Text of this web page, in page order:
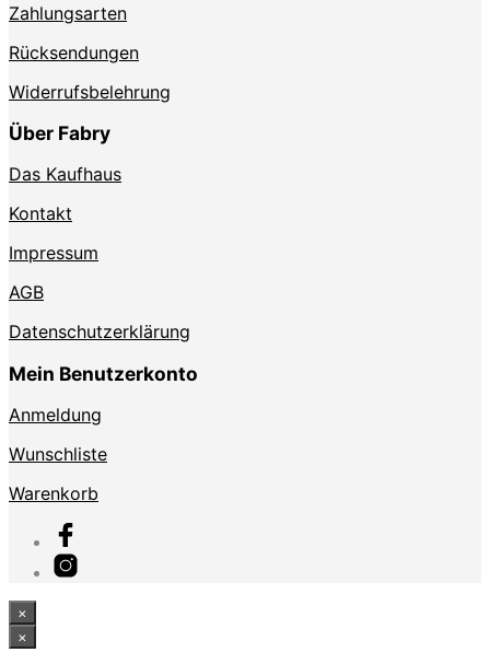
Zahlungsarten
Rücksendungen
Widerrufsbelehrung
Über Fabry
Das Kaufhaus
Kontakt
Impressum
AGB
Datenschutzerklärung
Mein Benutzerkonto
Anmeldung
Wunschliste
Warenkorb
×
×